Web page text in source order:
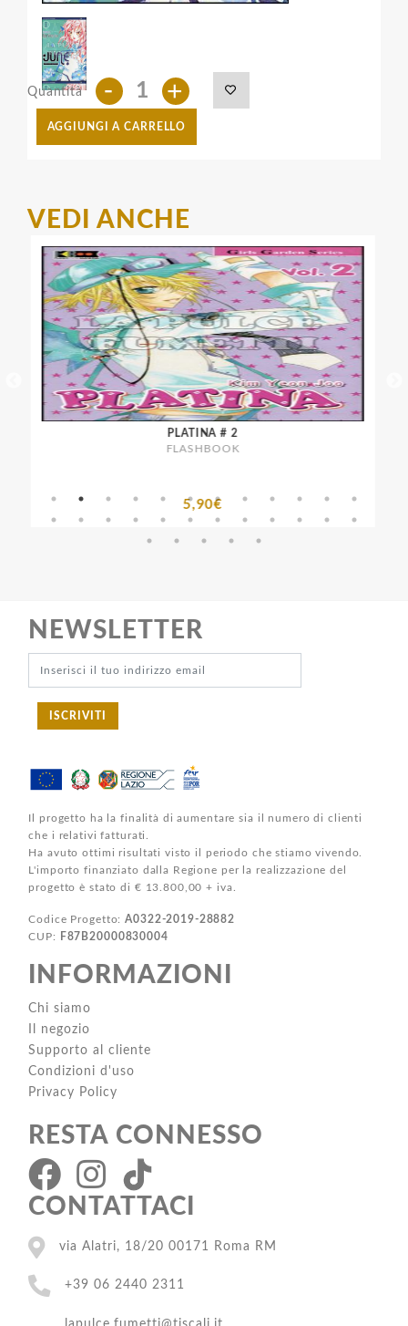
Quantità - +
AGGIUNGI A CARRELLO
VEDI ANCHE
PLATINA # 2
FLASHBOOK
5,90€
NEWSLETTER
ISCRIVITI
Il progetto ha la finalità di aumentare sia il numero di clienti
che i relativi fatturati.
Ha avuto ottimi risultati visto il periodo che stiamo vivendo.
L'importo finanziato dalla Regione per la realizzazione del
progetto è stato di € 13.800,00 + iva.
Codice Progetto:A0322-2019-28882
CUP:
F87B20000830004
INFORMAZIONI
Chi siamo
Il negozio
Supporto al cliente
Condizioni d'uso
Privacy Policy
RESTA CONNESSO
CONTATTACI
via Alatri, 18/20 00171 Roma RM
+39 06 2440 2311